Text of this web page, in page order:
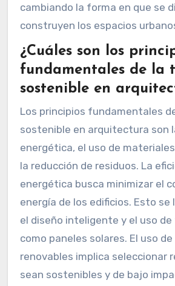
cambiando la forma en que se
construyen los espacios
¿Cuáles son los
fundamentales de la
sostenible en
Los principios fundamentales
sostenible en arquitectura son
energética, el uso de
la reducción de residuos. La
energética busca minimizar el
energía de los edificios. Esto
el diseño inteligente y el uso
como paneles solares. El uso
renovables implica seleccionar
sean sostenibles y de bajo